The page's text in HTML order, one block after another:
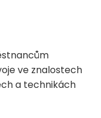
ve znalostech
a technikách